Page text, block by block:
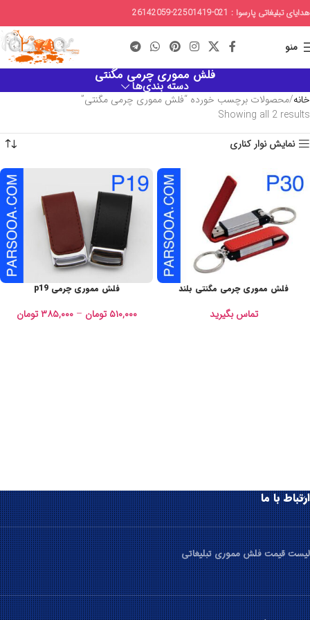
هدایای تبلیغاتی پارسوا : 021-22501419-26142059
منو
فلش مموری چرمی مگنتی
دسته بندی‌ها
خانه محصولات برچسب خورده “فلش مموری چرمی مگنتی”
Showing all 2 results
نمایش نوار کناری
فلش مموری چرمی مگنتی بلند
تماس بگیرید
فلش مموری چرمی p19
۵۱۰,۰۰۰ تومان – ۳۸۵,۰۰۰ تومان
ارتباط با ما
لیست قیمت فلش مموری تبلیغاتی